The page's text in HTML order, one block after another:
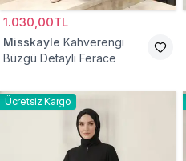
1.030,00TL
Misskayle Kahverengi
Büzgü Detaylı Ferace
Ücretsiz Kargo